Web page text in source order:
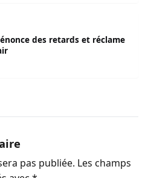
des retards et réclame
pas publiée. Les champs